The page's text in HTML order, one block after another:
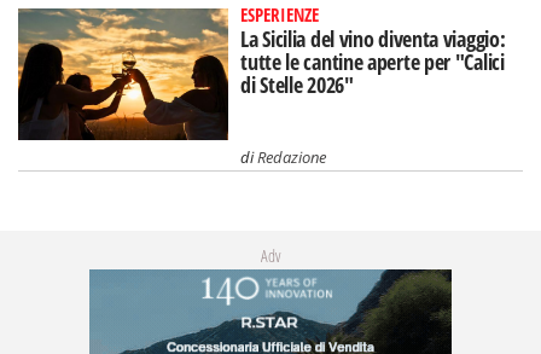
ESPERIENZE
La Sicilia del vino diventa viaggio:
tutte le cantine aperte per "Calici
di Stelle 2026"
diRedazione
Adv